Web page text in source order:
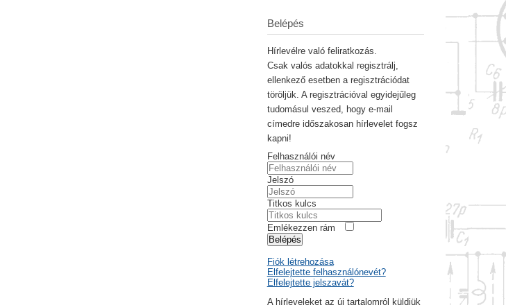
Belépés
Hírlevélre való feliratkozás.
Csak valós adatokkal regisztrálj,
ellenkező esetben a regisztrációdat
töröljük. A regisztrációval egyidejűleg
tudomásul veszed, hogy e-mail
címedre időszakosan hírlevelet fogsz
kapni!
Felhasználói név
Jelszó
Titkos kulcs
Emlékezzen rám
Belépés
Fiók létrehozása
Elfelejtette felhasználónevét?
Elfelejtette jelszavát?
A hírleveleket az új tartalomról küldjük